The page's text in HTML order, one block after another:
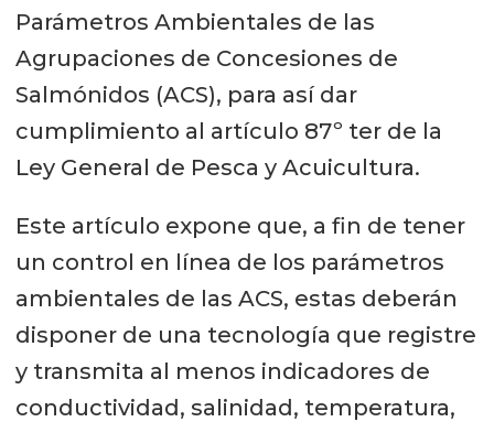
Parámetros Ambientales de las
Agrupaciones de Concesiones de
Salmónidos (ACS), para así dar
cumplimiento al artículo 87º ter de la
Ley General de Pesca y Acuicultura.
Este artículo expone que, a fin de tener
un control en línea de los parámetros
ambientales de las ACS, estas deberán
disponer de una tecnología que registre
y transmita al menos indicadores de
conductividad, salinidad, temperatura,